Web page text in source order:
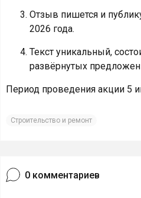
Отзыв пишется и
2026 года.
Текст уникальный,
развёрнутых
Период проведения акции 5
Строительство и ремонт
0 комментариев